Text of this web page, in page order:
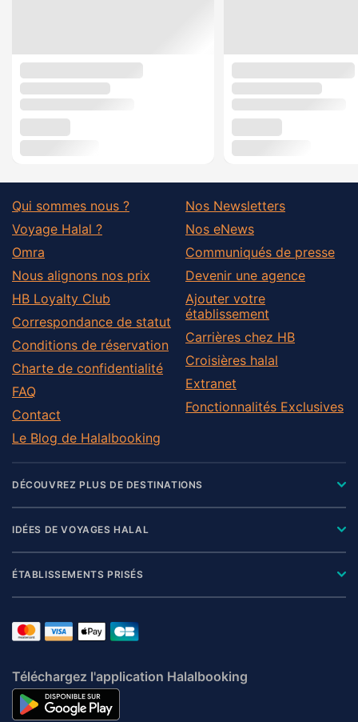
Qui sommes nous ?
Voyage Halal ?
Omra
Nous alignons nos prix
HB Loyalty Club
Correspondance de statut
Conditions de réservation
Charte de confidentialité
FAQ
Contact
Le Blog de Halalbooking
Nos Newsletters
Nos eNews
Communiqués de presse
Devenir une agence
Ajouter votre
établissement
Carrières chez HB
Croisières halal
Extranet
Fonctionnalités Exclusives
DÉCOUVREZ PLUS DE DESTINATIONS
IDÉES DE VOYAGES HALAL
ÉTABLISSEMENTS PRISÉS
Téléchargez l'application Halalbooking